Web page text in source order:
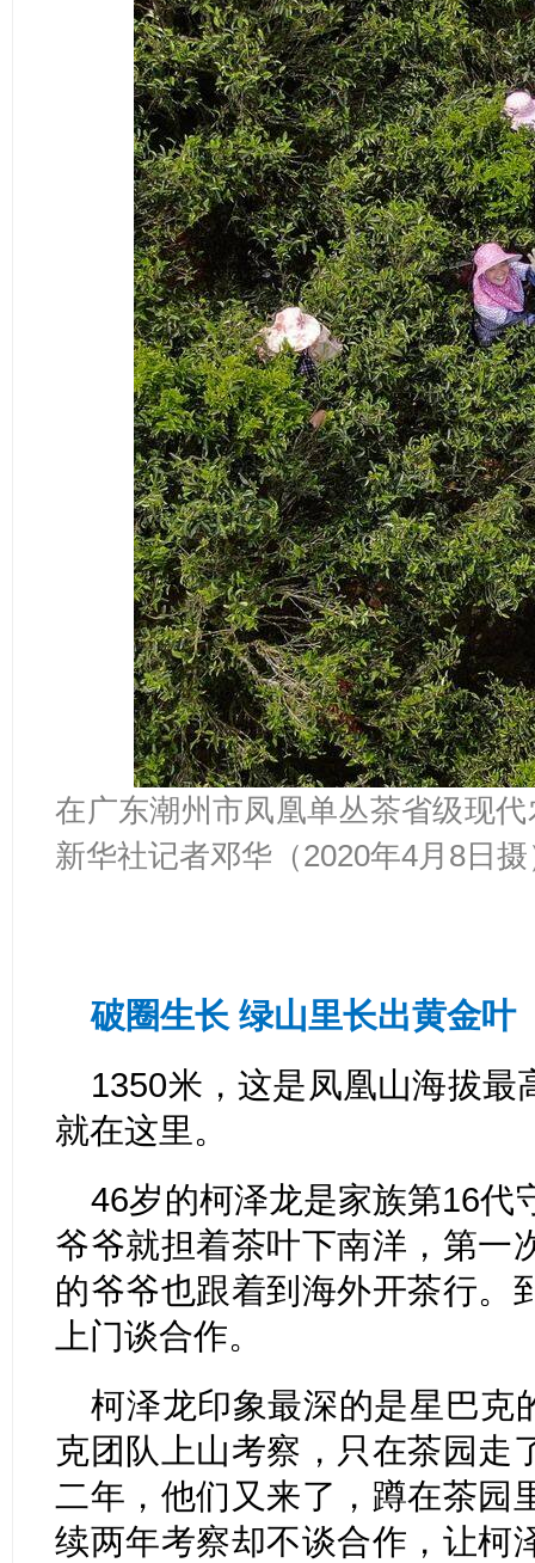
在广东潮州市凤凰单丛茶省级现
新华社记者邓华（2020年4月8日摄
破圈生长 绿山里长出黄金叶
1350米，这是凤凰山海拔
就在这里。
46岁的柯泽龙是家族第16代
爷爷就担着茶叶下南洋，第一
的爷爷也跟着到海外开茶行。
上门谈合作。
柯泽龙印象最深的是星巴克
克团队上山考察，只在茶园走
二年，他们又来了，蹲在茶园
续两年考察却不谈合作，让柯